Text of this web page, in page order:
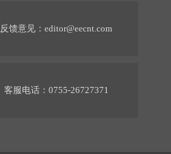
反馈意见： editor@eecnt.com
客服电话：0755-26727371